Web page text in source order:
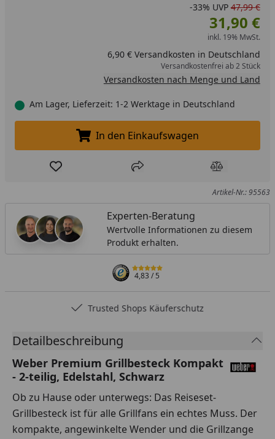
-33% UVP 47,99 €
31,90 €
inkl. 19% MwSt.
6,90 € Versandkosten in Deutschland
Versandkostenfrei ab 2 Stück
Versandkosten nach Menge und Land
Am Lager, Lieferzeit: 1-2 Werktage in Deutschland
In den Einkaufswagen legen
In den Einkaufswagen
Produkt zur Wunschliste hinzufügen
Teilen Produkt
Artikel-Nr.: 95563
Experten-Beratung
Wertvolle Informationen zu diesem
Produkt erhalten.
4,83/ 5
Trusted Shops Käuferschutz
Detailbeschreibung
Weber Premium Grillbesteck Kompakt
- 2-teilig, Edelstahl, Schwarz
Ob zu Hause oder unterwegs: Das Reiseset-
Grillbesteck ist für alle Grillfans ein echtes Muss. Der
kompakte, angewinkelte Wender und die Grillzange